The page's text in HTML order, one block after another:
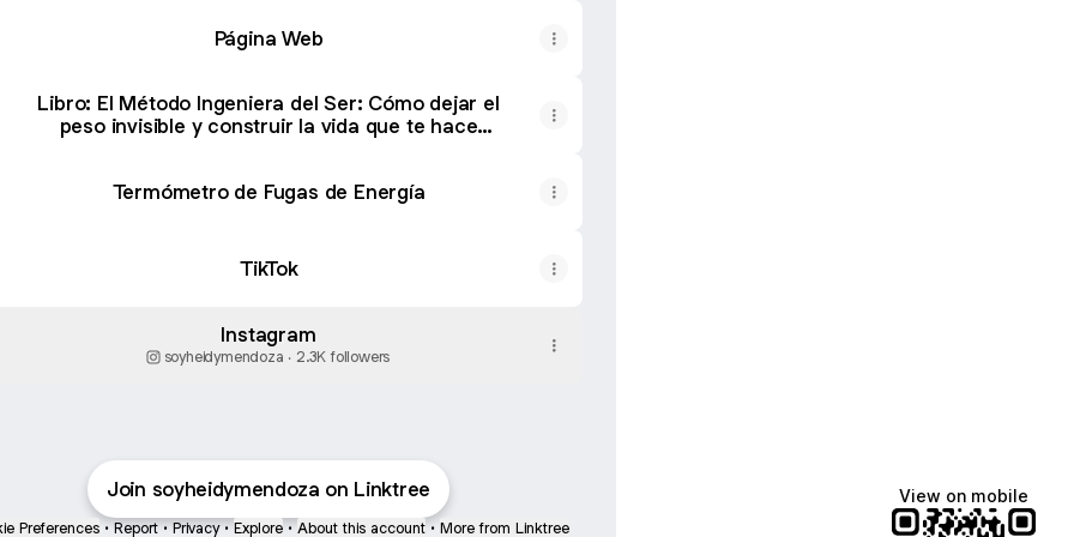
Página Web
Libro: El Método Ingeniera del Ser: Cómo dejar el
peso invisible y construir la vida que te hace
Termómetro de Fugas de Energía
TikTok
Instagram
soyheidymendoza ‧ 2.3K followers
Join soyheidymendoza on Linktree
Preferences • Report • Privacy • Explore • About this account • More from Linktree
View on mobile